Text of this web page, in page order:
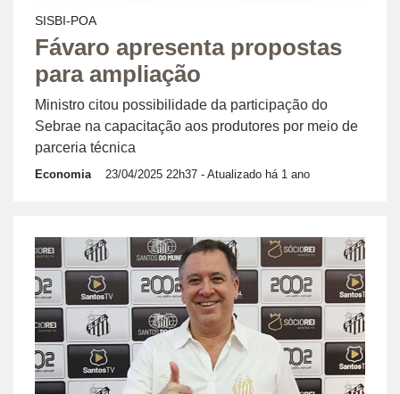
SISBI-POA
Fávaro apresenta propostas
para ampliação
Ministro citou possibilidade da participação do
Sebrae na capacitação aos produtores por meio de
parceria técnica
Economia 23/04/2025 22h37 - Atualizado há 1 ano